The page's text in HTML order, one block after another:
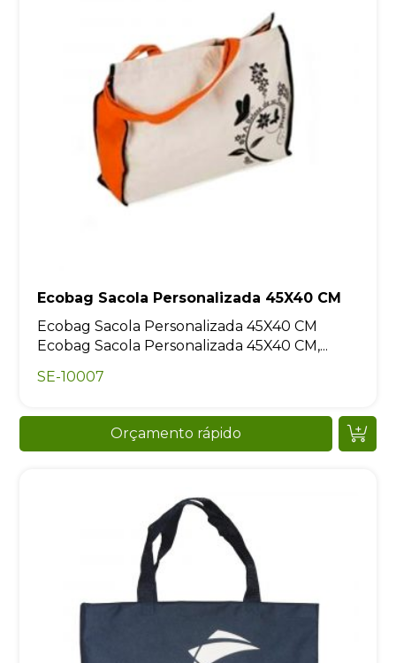
Ecobag Sacola Personalizada 45X40 CM
Ecobag Sacola Personalizada 45X40 CM
Ecobag Sacola Personalizada 45X40 CM,...
SE-10007
Orçamento rápido